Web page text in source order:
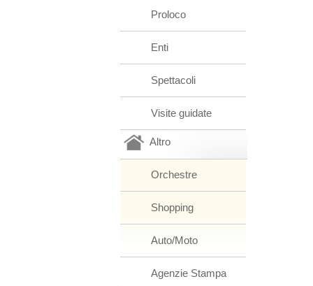
Proloco
Enti
Spettacoli
Visite guidate
Altro
Orchestre
Shopping
Auto/Moto
Agenzie Stampa